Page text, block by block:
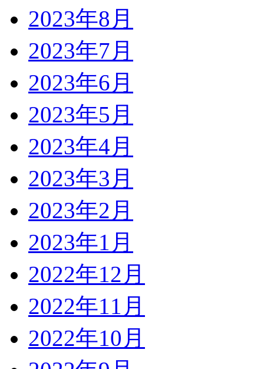
2023年8月
2023年7月
2023年6月
2023年5月
2023年4月
2023年3月
2023年2月
2023年1月
2022年12月
2022年11月
2022年10月